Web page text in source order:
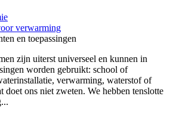
verwarming
en toepassingen
zijn uiterst universeel en kunnen in
worden gebruikt: school of
verwarming, waterstof of
doet ons niet zweten. We hebben tenslotte